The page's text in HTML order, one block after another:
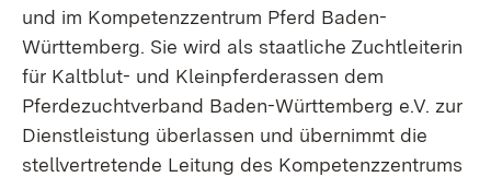
und im Kompetenzzentrum Pferd Baden-
Württemberg. Sie wird als staatliche Zuchtleiterin
für Kaltblut- und Kleinpferderassen dem
Pferdezuchtverband Baden-Württemberg e.V. zur
Dienstleistung überlassen und übernimmt die
stellvertretende Leitung des Kompetenzzentrums